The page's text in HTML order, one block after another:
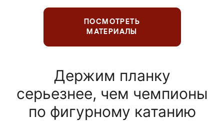
ПОСМОТРЕТЬ
МАТЕРИАЛЫ
Держим планку
серьезнее, чем чемпионы
по фигурному катанию